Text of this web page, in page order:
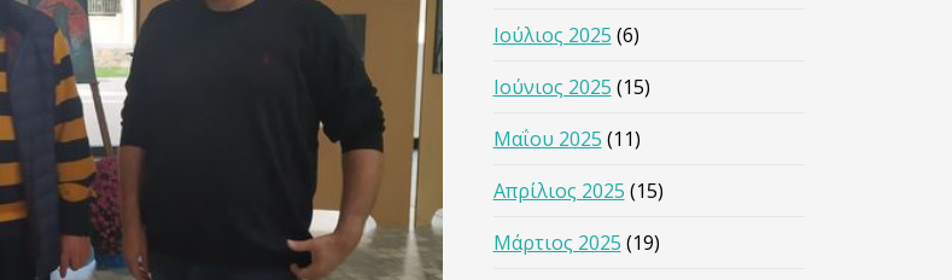
Ιούλιος 2025 (6)
Ιούνιος 2025 (15)
Μαΐου 2025 (11)
Απρίλιος 2025 (15)
Μάρτιος 2025 (19)